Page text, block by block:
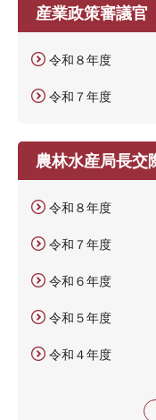
産業政策審議官
令和８年度
令和７年度
農林水産局長交
令和８年度
令和７年度
令和６年度
令和５年度
令和４年度